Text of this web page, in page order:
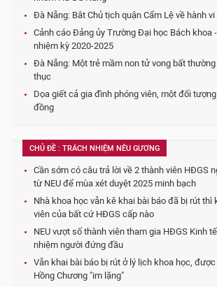
Đà Nẵng: Bắt Chủ tịch quận Cẩm Lệ về hành
Cảnh cáo Đảng ủy Trường Đại học Bách khoa
nhiệm kỳ 2020-2025
Đà Nẵng: Một trẻ mầm non tử vong bất
thục
Dọa giết cả gia đình phóng viên, một đối
đồng
CHỦ ĐỀ : TRÁCH NHIỆM NÊU GƯƠNG
Cần sớm có câu trả lời về 2 thành viên HĐGS
từ NEU để mùa xét duyệt 2025 minh bạch
Nhà khoa học vẫn kê khai bài báo đã bị rút thì
viên của bất cứ HĐGS cấp nào
NEU vượt số thành viên tham gia HĐGS Kinh
nhiệm người đứng đầu
Vẫn khai bài báo bị rút ở lý lịch khoa học,
Hồng Chương "im lặng"